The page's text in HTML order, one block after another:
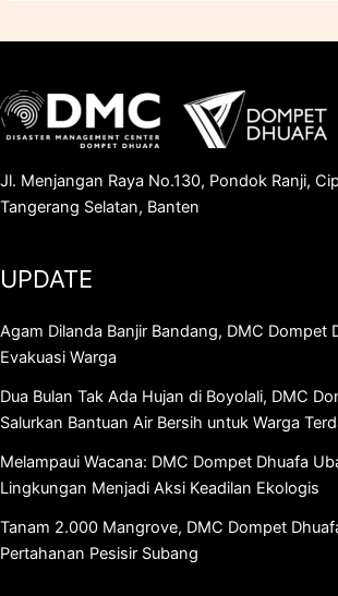
Jl. Menjangan Raya No.130, Pondok Ranji,
Tangerang Selatan, Banten
UPDATE
Agam Dilanda Banjir Bandang, DMC Dompet
Evakuasi Warga
Dua Bulan Tak Ada Hujan di Boyolali, DMC
Salurkan Bantuan Air Bersih untuk Warga
Melampaui Wacana: DMC Dompet Dhuafa
Lingkungan Menjadi Aksi Keadilan Ekologis
Tanam 2.000 Mangrove, DMC Dompet
Pertahanan Pesisir Subang